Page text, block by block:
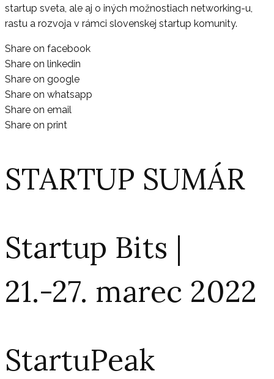
startup sveta, ale aj o iných možnostiach networking-u,
rastu a rozvoja v rámci slovenskej startup komunity.
Share on facebook
Share on linkedin
Share on google
Share on whatsapp
Share on email
Share on print
STARTUP SUMÁR
Startup Bits |
21.-27. marec 2022
StartuPeak